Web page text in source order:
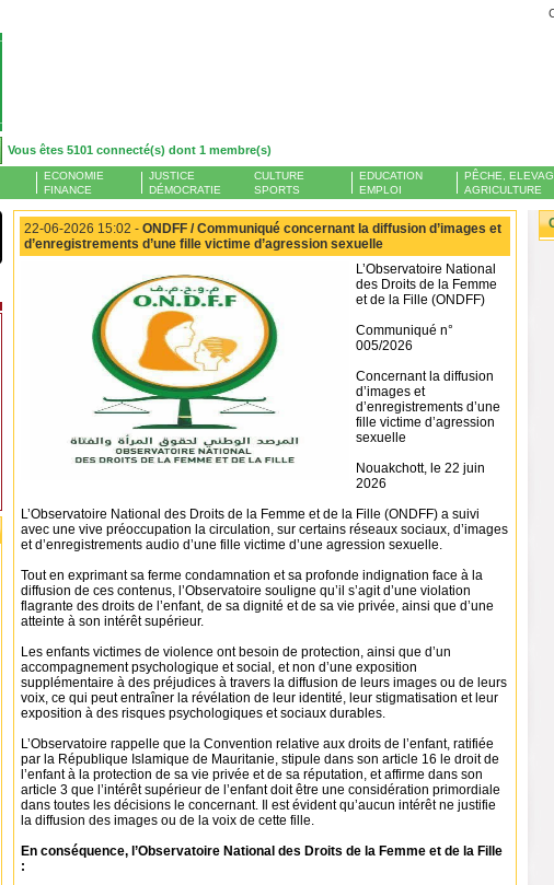
Vous êtes 5101 connecté(s) dont 1 membre(s)
ECONOMIE
FINANCE
JUSTICE
DÉMOCRATIE
CULTURE
SPORTS
EDUCATION
EMPLOI
PÊCHE,
AGRICULTURE
22-06-2026 15:02 - ONDFF / Communiqué concernant la diffusion d’images et
d’enregistrements d’une fille victime d’agression sexuelle
L’Observatoire National
des Droits de la Femme
et de la Fille (ONDFF)
Communiqué n°
005/2026
Concernant la diffusion
d’images et
d’enregistrements d’une
fille victime d’agression
sexuelle
Nouakchott, le 22 juin
2026
L’Observatoire National des Droits de la Femme et de la Fille (ONDFF) a suivi
avec une vive préoccupation la circulation, sur certains réseaux sociaux, d’images
et d’enregistrements audio d’une fille victime d’une agression sexuelle.
Tout en exprimant sa ferme condamnation et sa profonde indignation face à la
diffusion de ces contenus, l’Observatoire souligne qu’il s’agit d’une violation
flagrante des droits de l’enfant, de sa dignité et de sa vie privée, ainsi que d’une
atteinte à son intérêt supérieur.
Les enfants victimes de violence ont besoin de protection, ainsi que d’un
accompagnement psychologique et social, et non d’une exposition
supplémentaire à des préjudices à travers la diffusion de leurs images ou de leurs
voix, ce qui peut entraîner la révélation de leur identité, leur stigmatisation et leur
exposition à des risques psychologiques et sociaux durables.
L’Observatoire rappelle que la Convention relative aux droits de l’enfant, ratifiée
par la République Islamique de Mauritanie, stipule dans son article 16 le droit de
l’enfant à la protection de sa vie privée et de sa réputation, et affirme dans son
article 3 que l’intérêt supérieur de l’enfant doit être une considération primordiale
dans toutes les décisions le concernant. Il est évident qu’aucun intérêt ne justifie
la diffusion des images ou de la voix de cette fille.
En conséquence, l’Observatoire National des Droits de la Femme et de la Fille
: